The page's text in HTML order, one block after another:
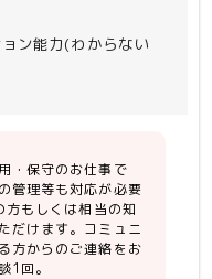
ファイルサーバ等)や
ョン能力(わからない
こと
実業務知識
経験
・保守のお仕事で
管理等も対応が必要
方もしくは相当の知
だけます。コミュニ
方からのご連絡をお
1回。